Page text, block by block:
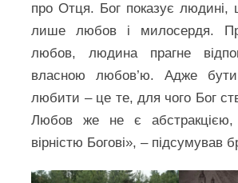
про Отця. Бог показує людині,
лише любов і милосердя.
любов, людина прагне
власною любов’ю. Адже
любити – це те, для чого Бог
Любов же не є
вірністю Богові», – підсумував